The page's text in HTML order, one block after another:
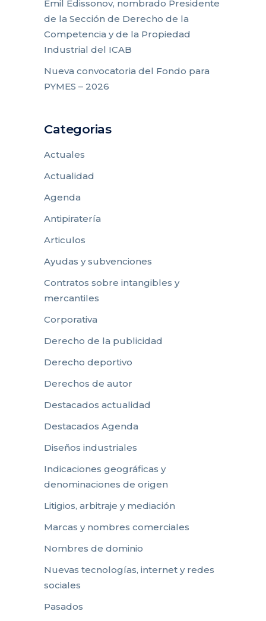
Emil Edissonov, nombrado Presidente
de la Sección de Derecho de la
Competencia y de la Propiedad
Industrial del ICAB
Nueva convocatoria del Fondo para
PYMES – 2026
Categorias
Actuales
Actualidad
Agenda
Antipiratería
Articulos
Ayudas y subvenciones
Contratos sobre intangibles y
mercantiles
Corporativa
Derecho de la publicidad
Derecho deportivo
Derechos de autor
Destacados actualidad
Destacados Agenda
Diseños industriales
Indicaciones geográficas y
denominaciones de origen
Litigios, arbitraje y mediación
Marcas y nombres comerciales
Nombres de dominio
Nuevas tecnologías, internet y redes
sociales
Pasados